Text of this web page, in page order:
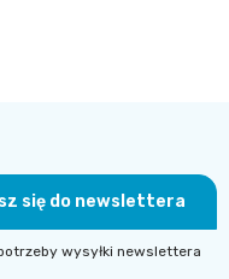
się do newslettera
wysyłki newslettera